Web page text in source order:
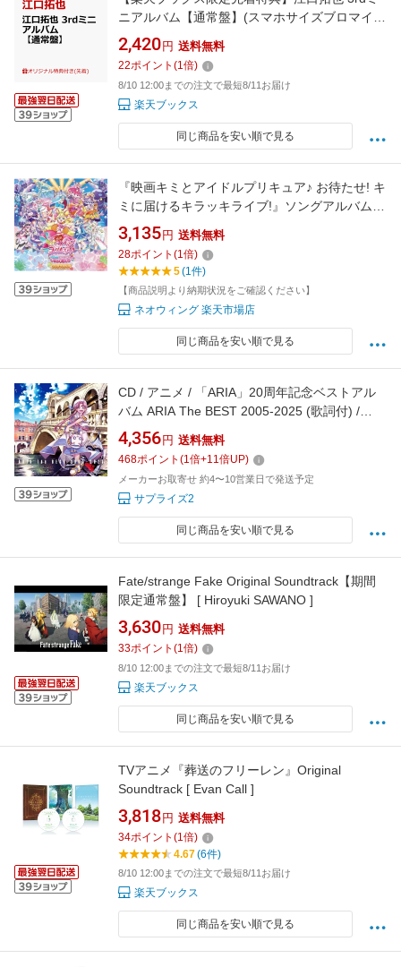
ニアルバム【通常盤】(スマホサイズブロマイド
(89mm×62mm)) [ 江口拓也 ]
2,420 円 送料無料
22ポイント (1倍)
8/10 12:00までの注文で最短8/11お届け
楽天ブックス
同じ商品を安い順で見る
『映画キミとアイドルプリキュア♪ お待たせ! キ
ミに届けるキラッキライブ!』ソングアルバム
[CD] / キュアアイドル (CV: 松岡美里)、キュア
ウインク (CV: 高橋ミナミ)、キュアキュンキュ
ン (CV: 高森奈津美)、キュアズキューン (CV: 南
條愛乃)、キュアキッス (CV: 花井美春
3,135 円 送料無料
28ポイント (1倍)
5(1件)
【商品説明より納期状況をご確認ください】
ネオウィング 楽天市場店
同じ商品を安い順で見る
CD / アニメ / 「ARIA」20周年記念ベストアル
バム ARIA The BEST 2005-2025 (歌詞付) /
VTCL-60647
4,356 円 送料無料
468ポイント (1倍+11倍UP)
メーカーお取寄せ 約4〜10営業日で発送予定
サプライズ2
同じ商品を安い順で見る
Fate/strange Fake Original Soundtrack【期間
限定通常盤】 [ Hiroyuki SAWANO ]
3,630 円 送料無料
33ポイント (1倍)
8/10 12:00までの注文で最短8/11お届け
楽天ブックス
同じ商品を安い順で見る
TVアニメ『葬送のフリーレン』Original
Soundtrack [ Evan Call ]
3,818 円 送料無料
34ポイント (1倍)
4.67(6件)
8/10 12:00までの注文で最短8/11お届け
楽天ブックス
同じ商品を安い順で見る